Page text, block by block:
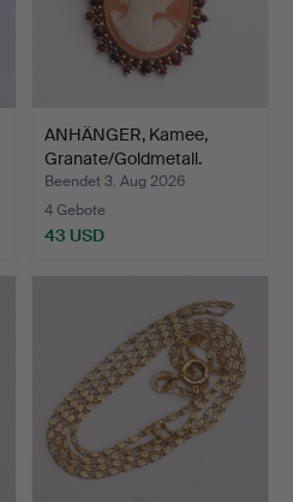
ANHÄNGER, Kamee,
Granate/Goldmetall.
Beendet 3. Aug 2026
4 Gebote
43 USD